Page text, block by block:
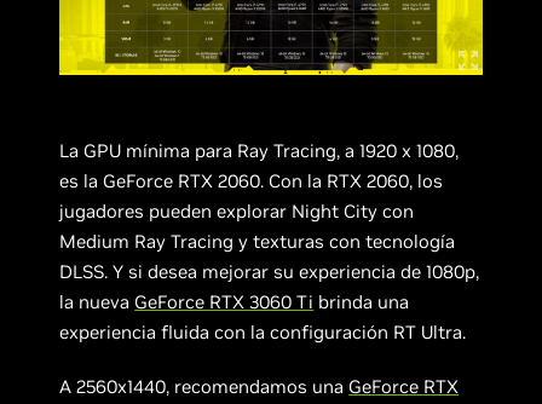
La GPU mínima para Ray Tracing, a 1920 x 1080,
es la GeForce RTX 2060. Con la RTX 2060, los
jugadores pueden explorar Night City con
Medium Ray Tracing y texturas con tecnología
DLSS. Y si desea mejorar su experiencia de 1080p,
la nueva GeForce RTX 3060 Ti brinda una
experiencia fluida con la configuración RT Ultra.
A 2560x1440, recomendamos una GeForce RTX